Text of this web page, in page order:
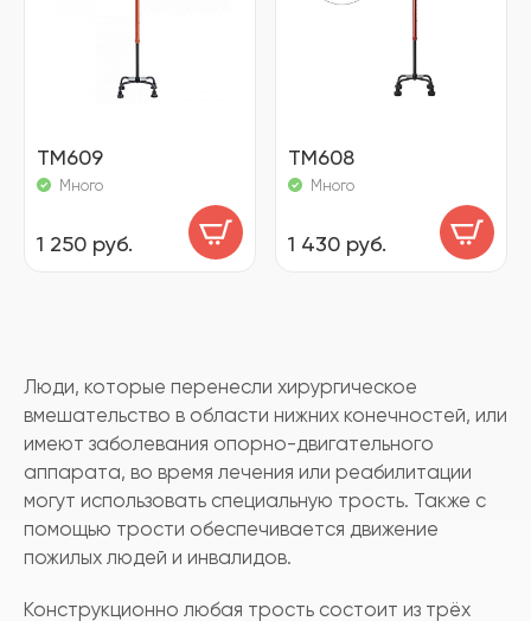
TM609
Много
1 250 руб.
ТМ608
Много
1 430 руб.
Люди, которые перенесли хирургическое
вмешательство в области нижних конечностей, или
имеют заболевания опорно-двигательного
аппарата, во время лечения или реабилитации
могут использовать специальную трость. Также с
помощью трости обеспечивается движение
пожилых людей и инвалидов.
Конструкционно любая трость состоит из трёх